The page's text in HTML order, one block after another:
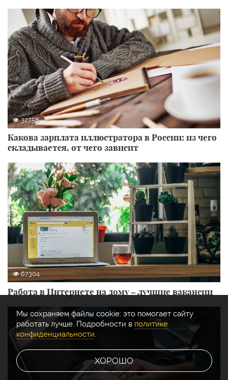
32758
Какова зарплата иллюстратора в России: из чего
складывается, от чего зависит
67304
Работа в Интернете на дому – лучшие вакансии
Мы cохраняем файлы cookie: это помогает сайту
работать лучше. Подробности в политике
конфиденциальности
ХОРОШО